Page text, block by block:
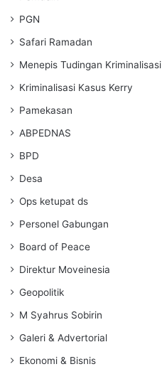
PGN
Safari Ramadan
Menepis Tudingan Kriminalisasi
Kriminalisasi Kasus Kerry
Pamekasan
ABPEDNAS
BPD
Desa
Ops ketupat ds
Personel Gabungan
Board of Peace
Direktur Moveinesia
Geopolitik
M Syahrus Sobirin
Galeri & Advertorial
Ekonomi & Bisnis